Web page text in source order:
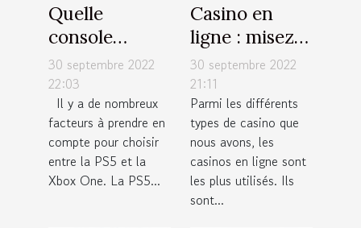
Quelle
console
choisir entre
la PS5 et la
Xbox One ?
30 septembre 2022
22:03
Il y a de nombreux
facteurs à prendre en
compte pour choisir
entre la PS5 et la
Xbox One. La PS5...
Casino en
ligne : misez
de petites
sommes
d’argent à
chaque fois
30 septembre 2022
21:11
Parmi les différents
types de casino que
nous avons, les
casinos en ligne sont
les plus utilisés. Ils
sont...